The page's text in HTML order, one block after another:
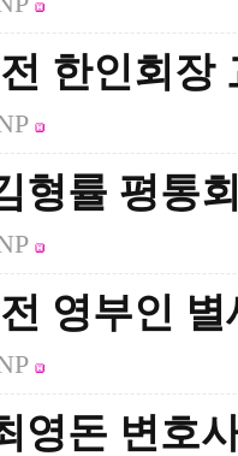
한인회장
형률 평통
영부인
영돈 변호